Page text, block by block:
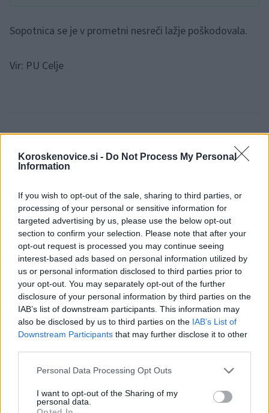
Koroskenovice.si - Do Not Process My Personal
Information
If you wish to opt-out of the sale, sharing to third parties, or
processing of your personal or sensitive information for
targeted advertising by us, please use the below opt-out
section to confirm your selection. Please note that after your
opt-out request is processed you may continue seeing
interest-based ads based on personal information utilized by
us or personal information disclosed to third parties prior to
your opt-out. You may separately opt-out of the further
disclosure of your personal information by third parties on the
IAB’s list of downstream participants. This information may
also be disclosed by us to third parties on the IAB’s List of
Downstream Participants that may further disclose it to other
Please note that this website/app uses one or more Google
not limited to your visit or usage behaviour. You may click to
grant or deny consent to Google and its third-party tags to
Personal Data Processing Opt Outs
I want to opt-out of the Sharing of my
personal data.
Sopotnica se je v prometni nesreči lažje poškodovala.
Vir: PU Celje
Občine: Muta
Kategorije: Črna kronika
Ključne besede:
hujše poškodbe
neprilagojena hitrost
nesreča
policija
štirikolesnik